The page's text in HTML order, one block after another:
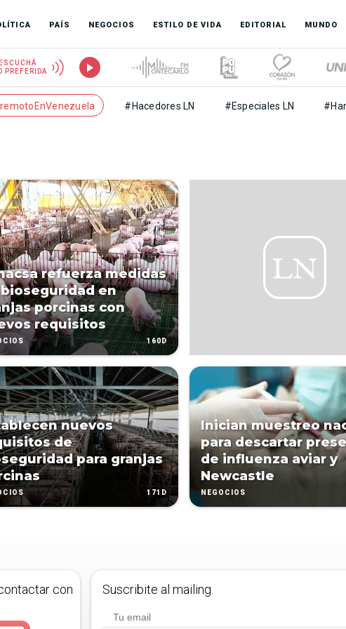
PAÍS NEGOCIOS ESTILO DE VIDA EDITORIAL MUNDO
ESCUCHÁ
PREFERIDA
#Hacedores LN #Especiales LN
refuerza medidas
en
porcinas con
requisitos
160D
nuevos
de
para granjas
171D
Inician muestreo
para descartar
de influenza aviar y
Newcastle
NEGOCIOS
con
Suscribite al mailing.